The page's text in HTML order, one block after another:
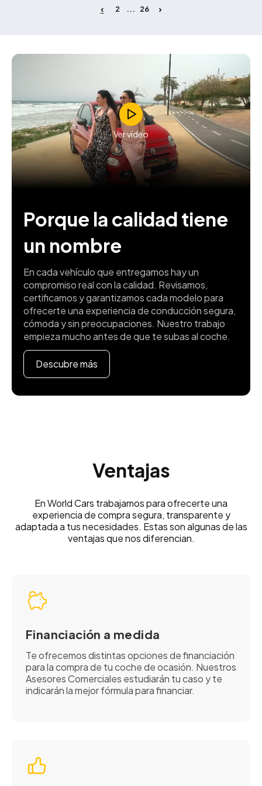
2 ... 26
Ver vídeo
Porque la calidad tiene
un nombre
En cada vehículo que entregamos hay un
compromiso real con la calidad. Revisamos,
certificamos y garantizamos cada modelo para
ofrecerte una experiencia de conducción segura,
cómoda y sin preocupaciones. Nuestro trabajo
empieza mucho antes de que te subas al coche.
Descubre más
Ventajas
En World Cars trabajamos para ofrecerte una
experiencia de compra segura, transparente y
adaptada a tus necesidades. Estas son algunas de las
ventajas que nos diferencian.
Financiación a medida
Te ofrecemos distintas opciones de financiación
para la compra de tu coche de ocasión. Nuestros
Asesores Comerciales estudiarán tu caso y te
indicarán la mejor fórmula para financiar.